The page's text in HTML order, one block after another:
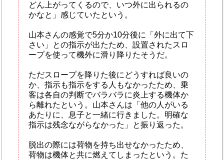
どん上がってくるので、いつ外に出られるの
かなと」感じていたという。
山本さんの感覚で5分か10分後に「外に出て下
さい」との指示が出たため、設置されたスロ
ープを使って機外に滑り降りたそうだ。
ただスロープを降りた後にどうすれば良いの
か、指示も指示をする人もなかったため、乗
客は各自の判断でバラバラに炎上する機体か
ら離れたという。山本さんは「他の人がいる
あたりに、息子と一緒に行きました。明確な
指示は残念ながらなかった」と振り返った。
脱出の際には荷物を持ち出せなかったため、
荷物は機体と共に燃えてしまったという。た